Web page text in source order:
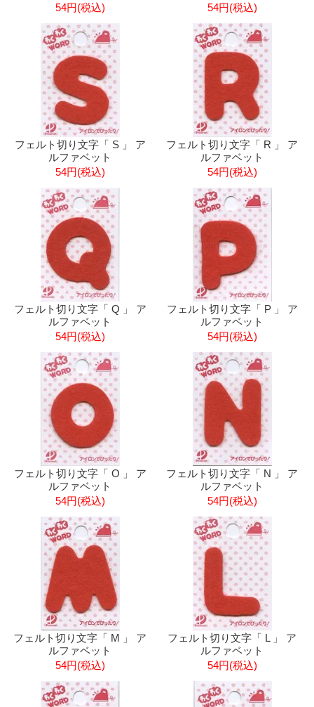
54円(税込)
54円(税込)
フェルト切り文字「 S 」 ア
ルファベット
54円(税込)
フェルト切り文字「 R 」 ア
ルファベット
54円(税込)
フェルト切り文字「 Q 」 ア
ルファベット
54円(税込)
フェルト切り文字「 P 」 ア
ルファベット
54円(税込)
フェルト切り文字「 O 」 ア
ルファベット
54円(税込)
フェルト切り文字「 N 」 ア
ルファベット
54円(税込)
フェルト切り文字「 M 」 ア
ルファベット
54円(税込)
フェルト切り文字「 L 」 ア
ルファベット
54円(税込)